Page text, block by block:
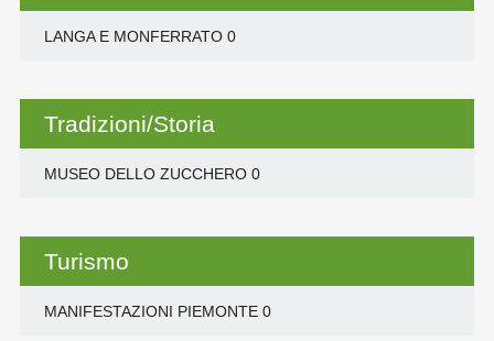
LANGA E MONFERRATO0
Tradizioni/Storia
MUSEO DELLO ZUCCHERO0
Turismo
MANIFESTAZIONI PIEMONTE0